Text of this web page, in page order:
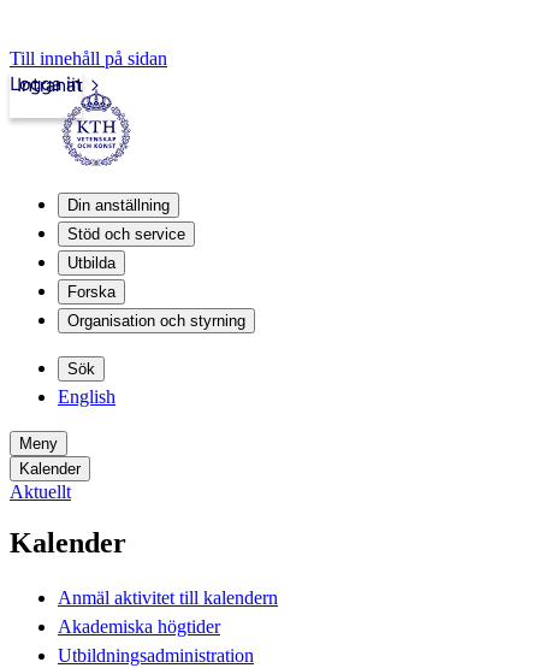
Till innehåll på sidan
Intranät
Logga in
Din anställning
Stöd och service
Utbilda
Forska
Organisation och styrning
Sök
English
Meny
Kalender
Aktuellt
Kalender
Anmäl aktivitet till kalendern
Akademiska högtider
Utbildningsadministration